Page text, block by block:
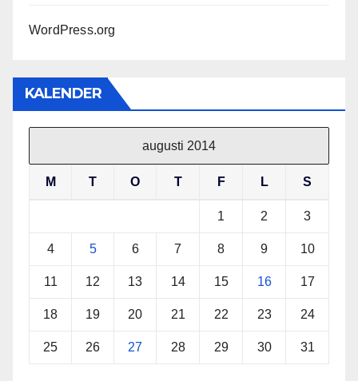
WordPress.org
KALENDER
augusti 2014
M T O T F L S
1 2 3
4 5 6 7 8 9 10
11 12 13 14 15 16 17
18 19 20 21 22 23 24
25 26 27 28 29 30 31